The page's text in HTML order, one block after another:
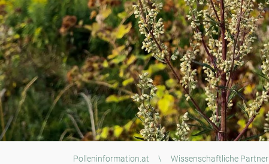
Polleninformation.at \ Wissenschaftliche Partner